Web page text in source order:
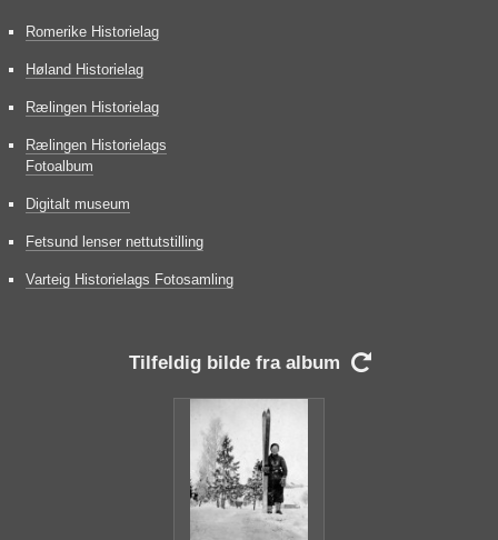
Romerike Historielag
Høland Historielag
Rælingen Historielag
Rælingen Historielags
Fotoalbum
Digitalt museum
Fetsund lenser nettutstilling
Varteig Historielags Fotosamling
Tilfeldig bilde fra album 